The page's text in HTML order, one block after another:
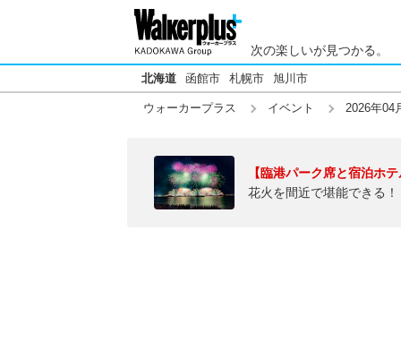
次の楽しいが見つかる。
北海道 函館市 札幌市 旭川市
ウォーカープラス イベント 2026年04
【臨港パーク席と宿泊ホ
花火を間近で堪能できる